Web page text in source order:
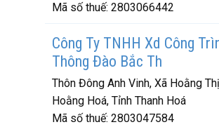
Mã số thuế: 2803066442
Công Ty TNHH Xd Công
Thông Đào Bắc Th
Thôn Đông Anh Vinh, Xã Hoằng
Hoằng Hoá, Tỉnh Thanh Hoá
Mã số thuế: 2803047584